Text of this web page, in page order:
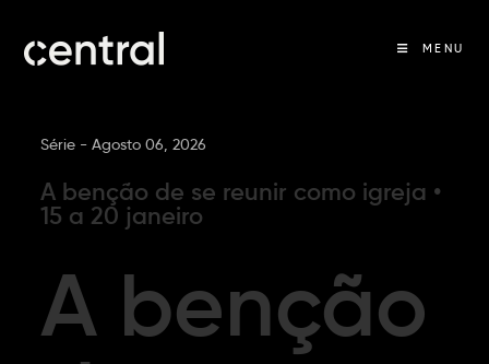
MENU
Série -Agosto 06, 2026
A benção de se reunir como igreja •
15 a 20 janeiro
A benção